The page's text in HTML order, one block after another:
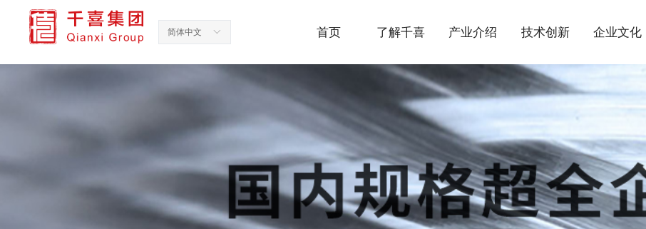
首页 了解千喜 产业介绍 技术创新 企业文化
ꀅ
简体中文